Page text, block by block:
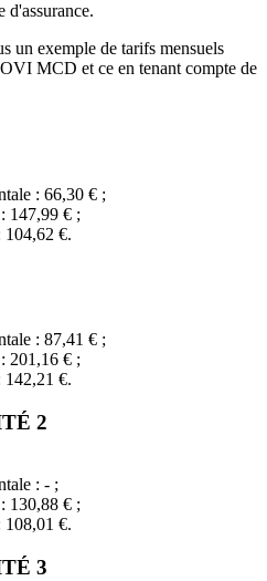
d'assurance.
un exemple de tarifs mensuels
MCD et ce en tenant compte de
: 66,30 € ;
147,99 € ;
104,62 €.
: 87,41 € ;
201,16 € ;
142,21 €.
2
: - ;
130,88 € ;
108,01 €.
3